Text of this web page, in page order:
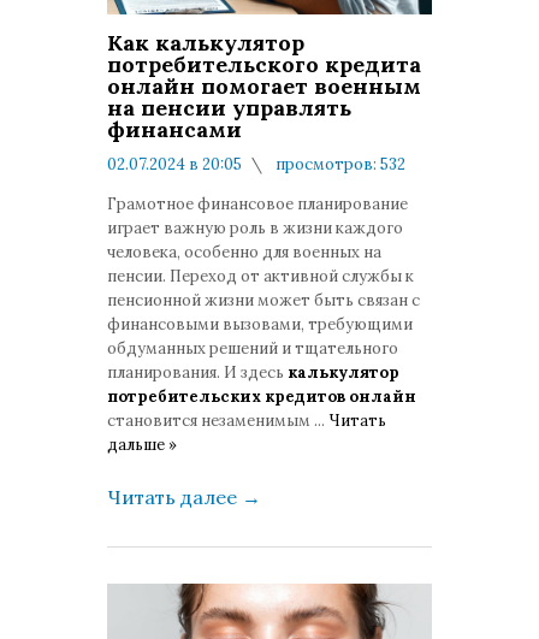
Как калькулятор
потребительского кредита
онлайн помогает военным
на пенсии управлять
финансами
02.07.2024 в 20:05
просмотров: 532
Грамотное финансовое планирование
играет важную роль в жизни каждого
человека, особенно для военных на
пенсии. Переход от активной службы к
пенсионной жизни может быть связан с
финансовыми вызовами, требующими
обдуманных решений и тщательного
планирования. И здесь калькулятор
потребительских кредитов онлайн
становится незаменимым ... Читать
дальше »
Читать далее →